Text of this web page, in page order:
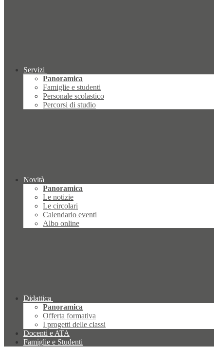
Servizi
Panoramica
Famiglie e studenti
Personale scolastico
Percorsi di studio
Novità
Panoramica
Le notizie
Le circolari
Calendario eventi
Albo online
Didattica
Panoramica
Offerta formativa
I progetti delle classi
Docenti e ATA
Famiglie e Studenti